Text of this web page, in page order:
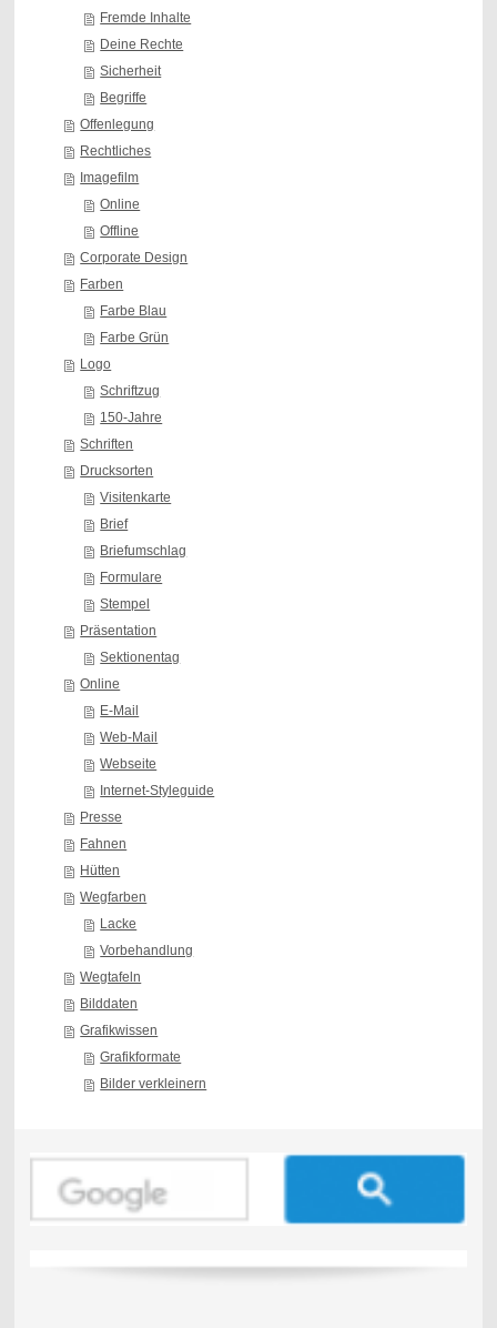
Fremde Inhalte
Deine Rechte
Sicherheit
Begriffe
Offenlegung
Rechtliches
Imagefilm
Online
Offline
Corporate Design
Farben
Farbe Blau
Farbe Grün
Logo
Schriftzug
150-Jahre
Schriften
Drucksorten
Visitenkarte
Brief
Briefumschlag
Formulare
Stempel
Präsentation
Sektionentag
Online
E-Mail
Web-Mail
Webseite
Internet-Styleguide
Presse
Fahnen
Hütten
Wegfarben
Lacke
Vorbehandlung
Wegtafeln
Bilddaten
Grafikwissen
Grafikformate
Bilder verkleinern